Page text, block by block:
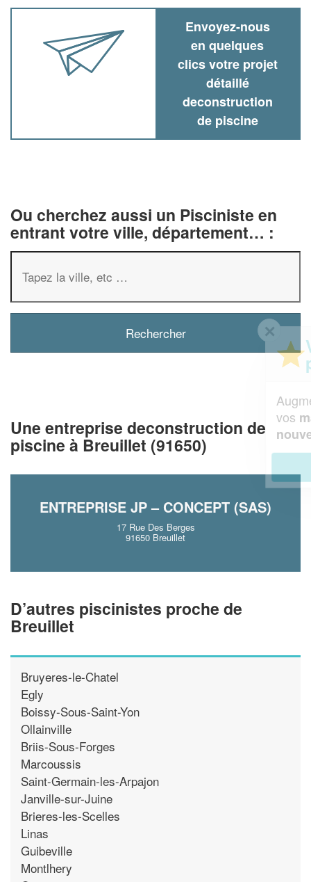
Envoyez-nous
en quelques
clics votre projet
détaillé
deconstruction
de piscine
Ou cherchez aussi un Pisciniste en
entrant votre ville, département… :
Une entreprise deconstruction de
piscine à Breuillet (91650)
ENTREPRISE JP – CONCEPT (SAS)
17 Rue Des Berges
91650 Breuillet
D’autres piscinistes proche de
Breuillet
Bruyeres-le-Chatel
Egly
Boissy-Sous-Saint-Yon
Ollainville
Briis-Sous-Forges
Marcoussis
Saint-Germain-les-Arpajon
Janville-sur-Juine
Brieres-les-Scelles
Linas
Guibeville
Montlhery
Vous êtes un
chiffre d'affaireset
nouveaux clients!